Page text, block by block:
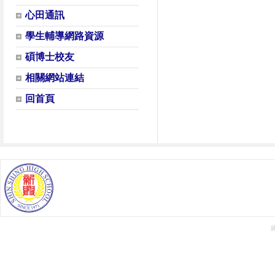
心田通訊
學生輔導網路資源
碩博士校友
相關網站連結
回首頁